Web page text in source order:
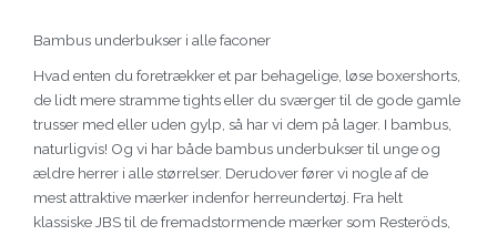
Bambus underbukser i alle faconer
Hvad enten du foretrækker et par behagelige, løse boxershorts,
de lidt mere stramme tights eller du sværger til de gode gamle
trusser med eller uden gylp, så har vi dem på lager. I bambus,
naturligvis! Og vi har både bambus underbukser til unge og
ældre herrer i alle størrelser. Derudover fører vi nogle af de
mest attraktive mærker indenfor herreundertøj. Fra helt
klassiske JBS til de fremadstormende mærker som Resteröds,